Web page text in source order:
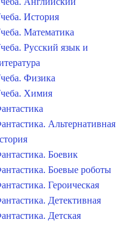
История
Математика
Русский язык и
Физика
Химия
Альтернативная
Боевик
Боевые роботы
Героическая
Детективная
Детская